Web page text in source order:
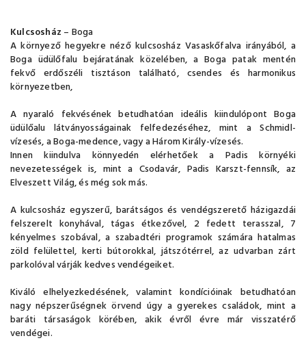
Kulcsosház – Boga
A környező hegyekre néző kulcsosház Vasaskőfalva irányából, a
Boga üdülőfalu bejáratának közelében, a Boga patak mentén
fekvő erdőszéli tisztáson található, csendes és harmonikus
környezetben,
A nyaraló fekvésének betudhatóan ideális kiindulópont Boga
üdülőalu látványosságainak felfedezéséhez, mint a Schmidl-
vízesés, a Boga-medence, vagy a Három Király-vízesés.
Innen kiindulva könnyedén elérhetőek a Padis környéki
nevezetességek is, mint a Csodavár, Padis Karszt-fennsík, az
Elveszett Világ, és még sok más.
A kulcsosház egyszerű, barátságos és vendégszerető házigazdái
felszerelt konyhával, tágas étkezővel, 2 fedett terasszal, 7
kényelmes szobával, a szabadtéri programok számára hatalmas
zöld felülettel, kerti bútorokkal, játszótérrel, az udvarban zárt
parkolóval várják kedves vendégeiket.
Kiváló elhelyezkedésének, valamint kondícióinak betudhatóan
nagy népszerűségnek örvend úgy a gyerekes családok, mint a
baráti társaságok körében, akik évről évre már visszatérő
vendégei.